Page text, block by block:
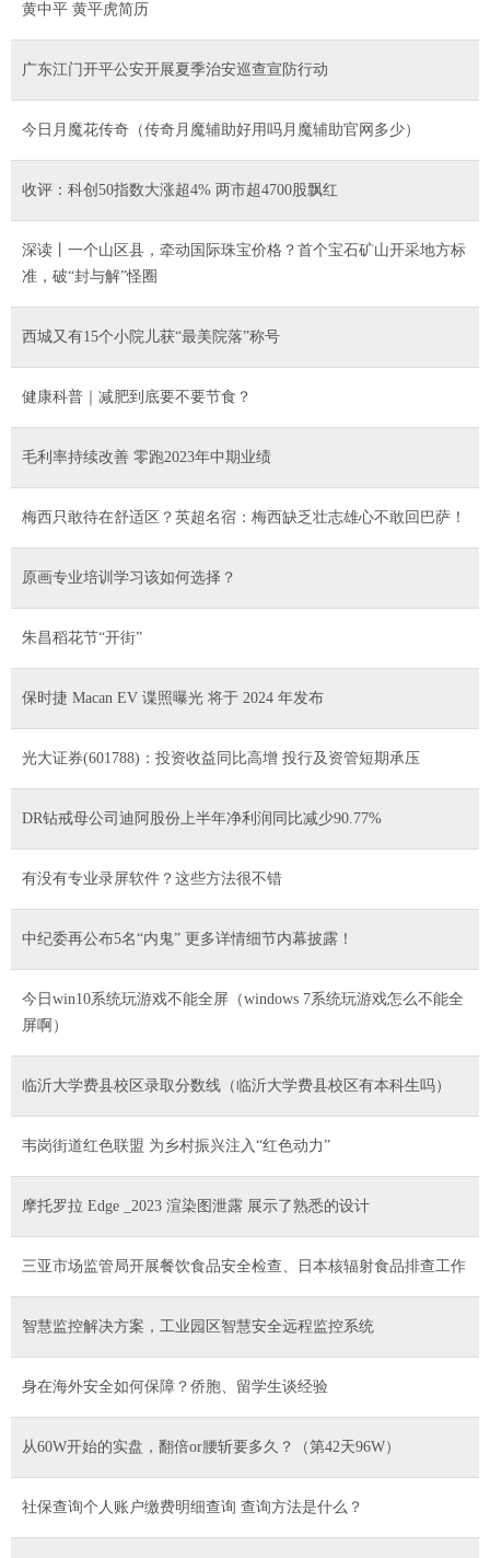
黄中平 黄平虎简历
广东江门开平公安开展夏季治安巡查宣防行动
今日月魔花传奇（传奇月魔辅助好用吗月魔辅助官网多少）
收评：科创50指数大涨超4% 两市超4700股飘红
深读丨一个山区县，牵动国际珠宝价格？首个宝石矿山开采地方标
准，破“封与解”怪圈
西城又有15个小院儿获“最美院落”称号
健康科普｜减肥到底要不要节食？
毛利率持续改善 零跑2023年中期业绩
梅西只敢待在舒适区？英超名宿：梅西缺乏壮志雄心不敢回巴萨！
原画专业培训学习该如何选择？
朱昌稻花节“开街”
保时捷 Macan EV 谍照曝光 将于 2024 年发布
光大证券(601788)：投资收益同比高增 投行及资管短期承压
DR钻戒母公司迪阿股份上半年净利润同比减少90.77%
有没有专业录屏软件？这些方法很不错
中纪委再公布5名“内鬼” 更多详情细节内幕披露！
今日win10系统玩游戏不能全屏（windows 7系统玩游戏怎么不能全
屏啊）
临沂大学费县校区录取分数线（临沂大学费县校区有本科生吗）
韦岗街道红色联盟 为乡村振兴注入“红色动力”
摩托罗拉 Edge _2023 渲染图泄露 展示了熟悉的设计
三亚市场监管局开展餐饮食品安全检查、日本核辐射食品排查工作
智慧监控解决方案，工业园区智慧安全远程监控系统
身在海外安全如何保障？侨胞、留学生谈经验
从60W开始的实盘，翻倍or腰斩要多久？（第42天96W）
社保查询个人账户缴费明细查询 查询方法是什么？